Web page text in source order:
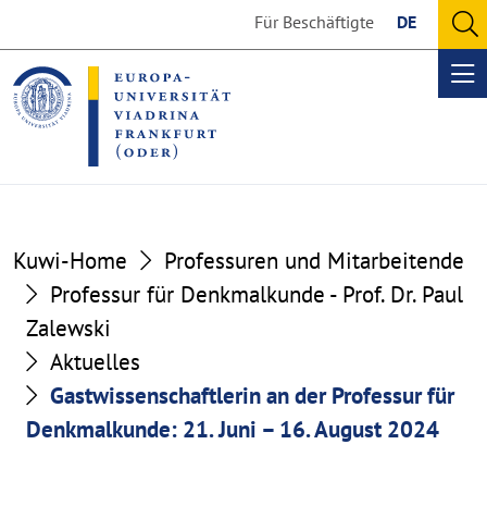
the
content
section
the
footer
section
Für Beschäftigte DE
Kuwi-Home
Professuren und Mitarbeitende
Professur für Denkmalkunde - Prof. Dr. Paul
Zalewski
Aktuelles
Gastwissenschaftlerin an der Professur für
Denkmalkunde: 21. Juni – 16. August 2024